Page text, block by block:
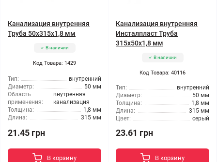
Канализация внутренняя
Труба 50x315x1,8 мм
В наличии
Код Товара: 1429
Тип:
внутренний
Диаметр:
50 мм
Область
применения:
внутренняя
канализация
Толщина:
1,8 мм
Длина:
315 мм
21.45 грн
В корзину
Канализация внутренняя
Инсталпласт Труба
315x50x1,8 мм
В наличии
Код Товара: 40116
Тип:
внутренний
Диаметр:
50 мм
Толщина:
1,8 мм
Длина:
315 мм
Цвет:
серый
23.61 грн
В корзину